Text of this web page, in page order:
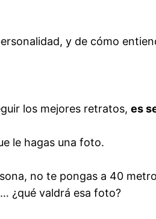
y de cómo
los mejores retratos, es
le hagas una foto.
no te pongas a 40
¿qué valdrá esa foto?